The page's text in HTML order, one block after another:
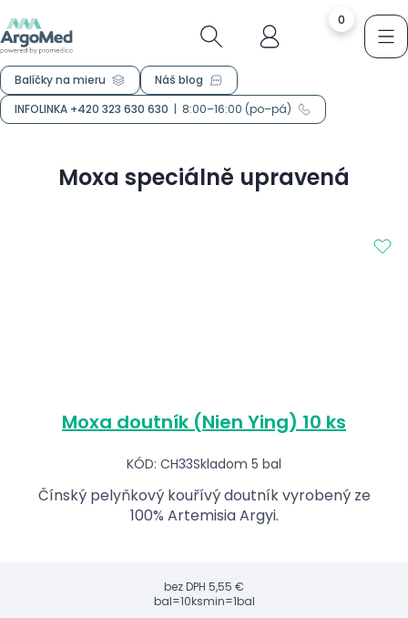
0
Balíčky na mieru
Náš blog
INFOLINKA +420 323 630 630 | 8:00–16:00 (po–pá)
Moxa speciálně upravená
Moxa doutník (Nien Ying) 10 ks
KÓD: CH33Skladom 5 bal
Čínský pelyňkový kouřívý doutník vyrobený ze
100% Artemisia Argyi.
bez DPH 5,55 €
bal=10ksmin=1bal